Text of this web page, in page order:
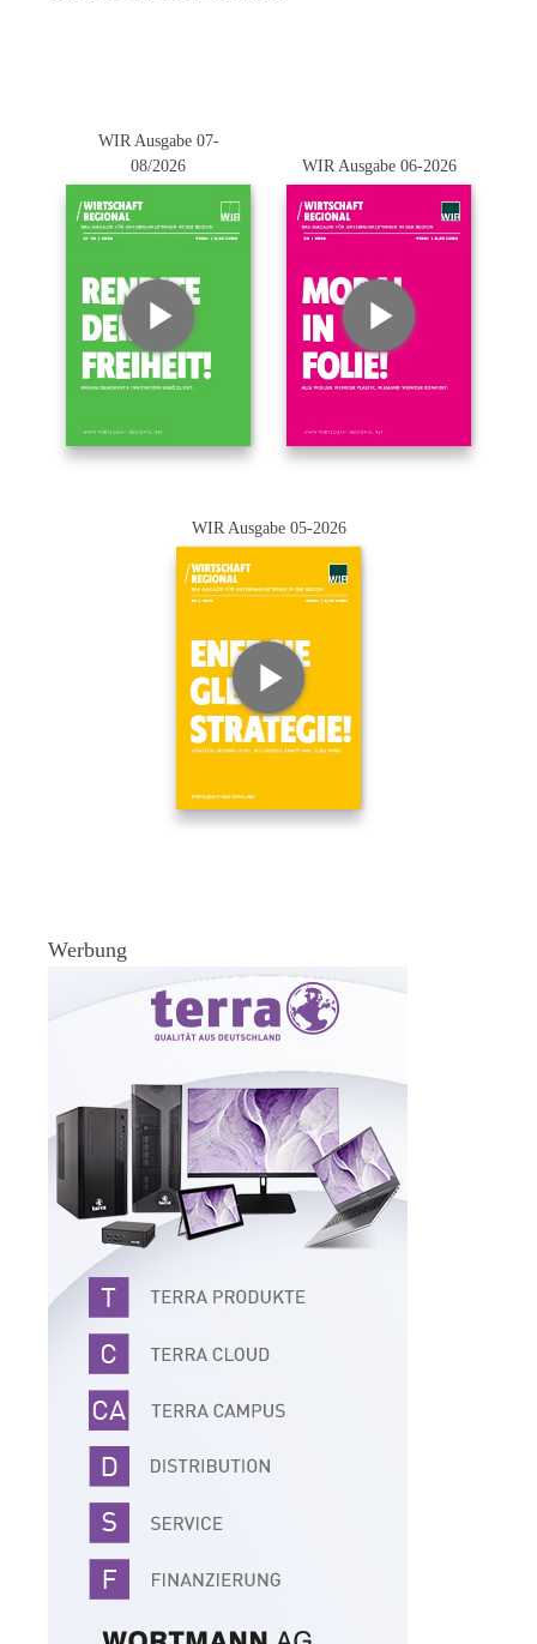
WIR Ausgabe 07-
08/2026
WIR Ausgabe 06-2026
WIR Ausgabe 05-2026
Werbung